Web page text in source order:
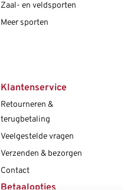
Zaal- en veldsporten
Meer sporten
Klantenservice
Retourneren &
terugbetaling
Veelgestelde vragen
Verzenden & bezorgen
Contact